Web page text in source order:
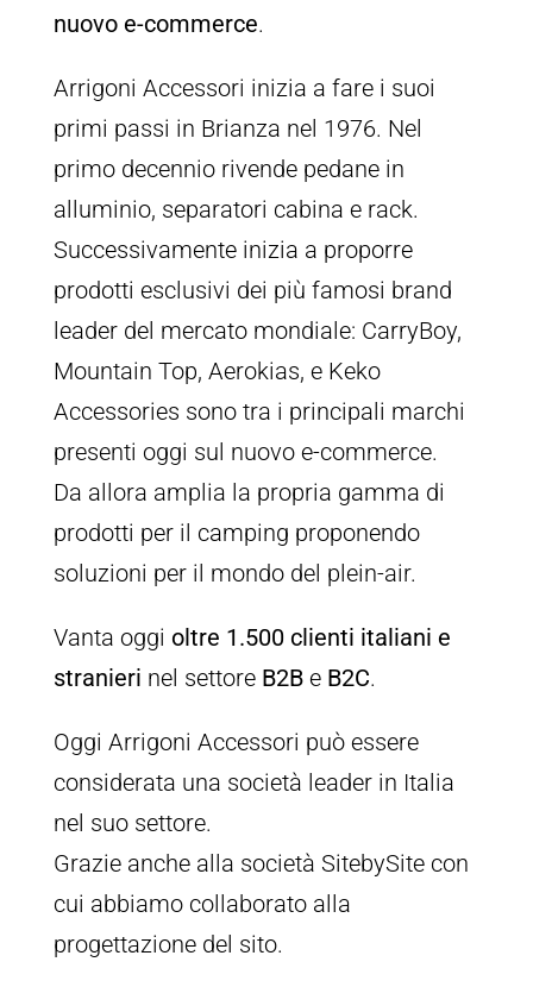
nuovo e-commerce.
Arrigoni Accessori inizia a fare i suoi
primi passi in Brianza nel 1976. Nel
primo decennio rivende pedane in
alluminio, separatori cabina e rack.
Successivamente inizia a proporre
prodotti esclusivi dei più famosi brand
leader del mercato mondiale: CarryBoy,
Mountain Top, Aerokias, e Keko
Accessories sono tra i principali marchi
presenti oggi sul nuovo e-commerce.
Da allora amplia la propria gamma di
prodotti per il camping proponendo
soluzioni per il mondo del plein-air.
Vanta oggi oltre 1.500 clienti italiani e
stranieri nel settore B2Be B2C.
Oggi Arrigoni Accessori può essere
considerata una società leader in Italia
nel suo settore.
Grazie anche alla società SitebySite con
cui abbiamo collaborato alla
progettazione del sito.